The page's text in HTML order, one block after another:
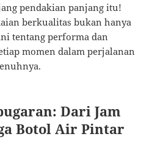
pendakian panjang itu!
berkualitas bukan hanya
tentang performa dan
momen dalam perjalanan
Dari Jam
Botol Air Pintar